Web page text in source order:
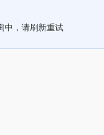
中，请刷新重试